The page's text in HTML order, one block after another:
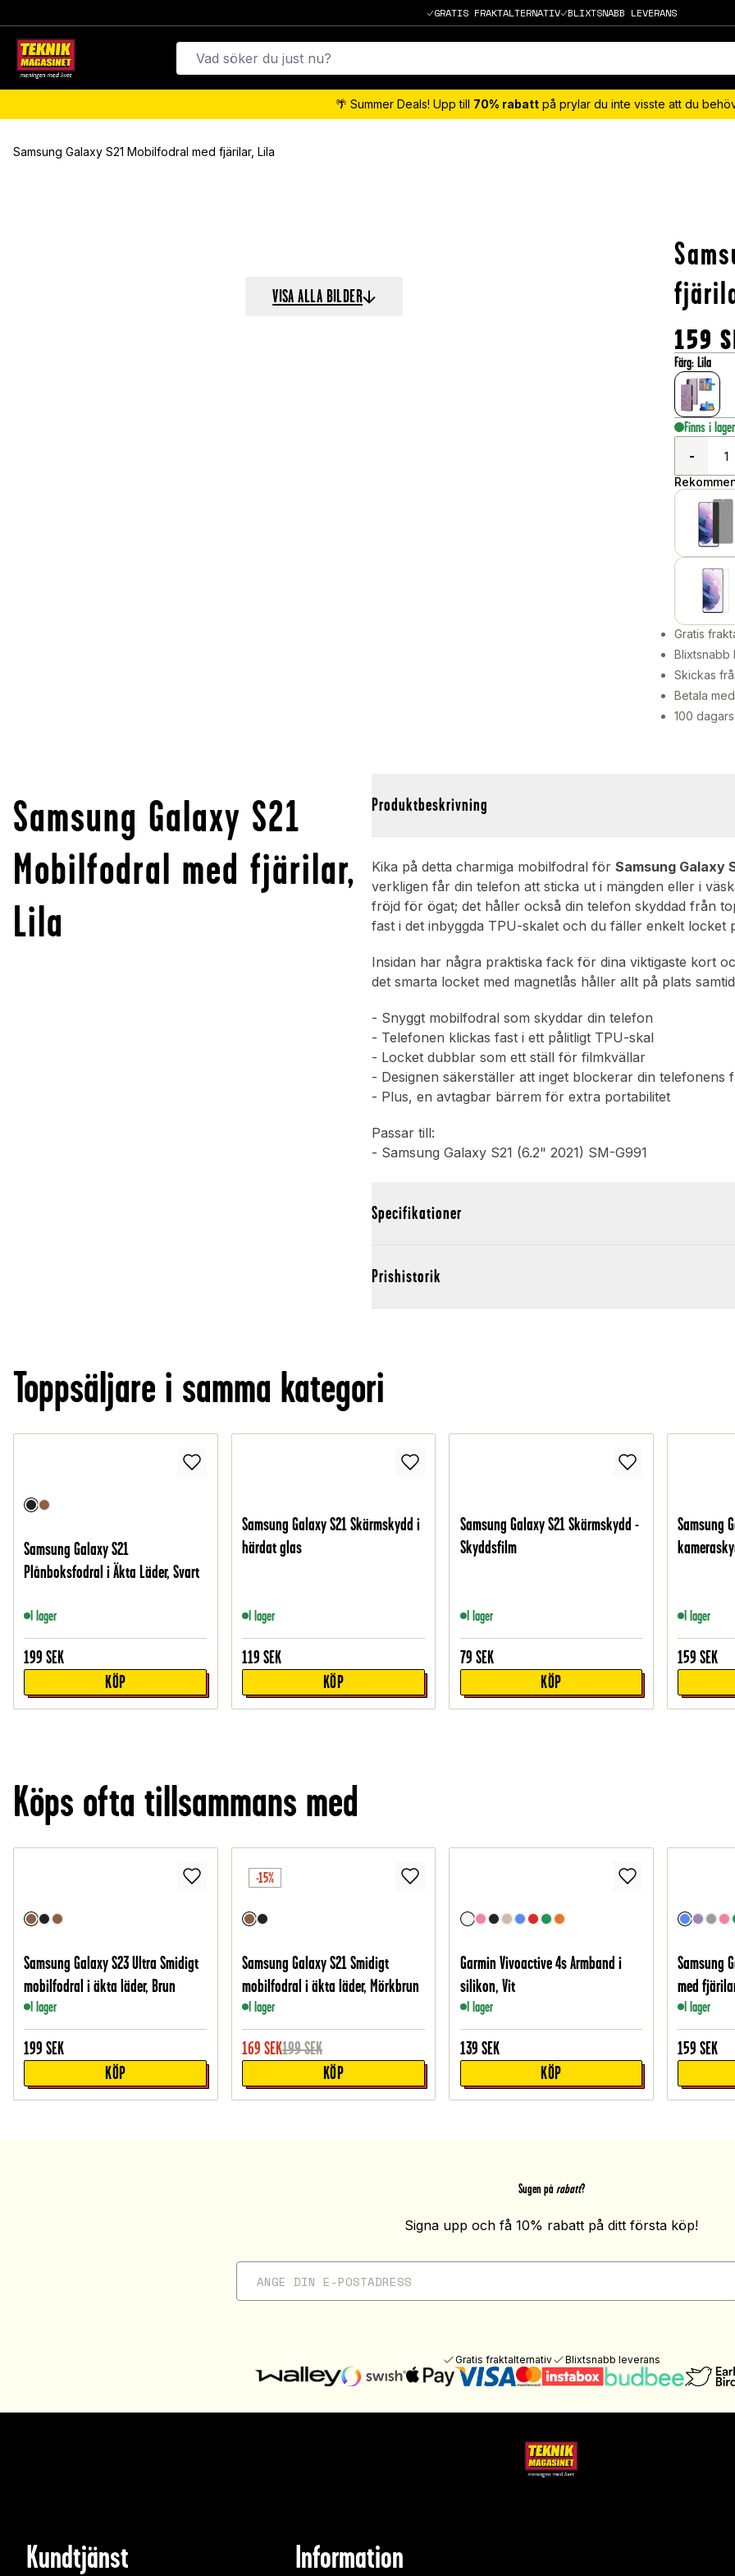
GRATIS FRAKTALTERNATIV BLIXTSNABB LEVERANS
🌴 Summer Deals! Upp till 70% rabatt på prylar du inte visste att du
Samsung Galaxy S21 Mobilfodral med fjärilar, Lila
VISA ALLA BILDER
159
Färg: Lila
Finns i lager
-
Gratis
Blixtsnabb
Skickas
Betala
100
Samsung Galaxy S21
Mobilfodral med fjärilar,
Lila
Produktbeskrivning
Kika på detta charmiga mobilfodral förSamsung Galaxy
verkligen får din telefon att sticka ut i mängden eller i
fröjd för ögat; det håller också din telefon skyddad från
fast i det inbyggda TPU-skalet och du fäller enkelt locket
Insidan har några praktiska fack för dina viktigaste kort
det smarta locket med magnetlås håller allt på plats
- Snyggt mobilfodral som skyddar din telefon
- Telefonen klickas fast i ett pålitligt TPU-skal
- Locket dubblar som ett ställ för filmkvällar
- Designen säkerställer att inget blockerar din telefonens
- Plus, en avtagbar bärrem för extra portabilitet
Passar till:
- Samsung Galaxy S21 (6.2" 2021) SM-G991
Specifikationer
Prishistorik
Toppsäljare i samma kategori
Samsung Galaxy S21
Plånboksfodral i Äkta Läder, Svart
I lager
199 SEK
KÖP
Samsung Galaxy S21 Skärmskydd i
härdat glas
I lager
119 SEK
KÖP
Samsung Galaxy S21 Skärmskydd -
Skyddsfilm
I lager
79 SEK
KÖP
Samsung
I lager
159 SEK
Köps ofta tillsammans med
Samsung Galaxy S23 Ultra Smidigt
mobilfodral i äkta läder, Brun
I lager
199 SEK
KÖP
-15%
Samsung Galaxy S21 Smidigt
mobilfodral i äkta läder, Mörkbrun
I lager
169 SEK199SEK
KÖP
Garmin Vivoactive 4s Armband i
silikon, Vit
I lager
139 SEK
KÖP
Samsung
med
I lager
159 SEK
Sugen på rabatt?
Signa upp och få 10% rabatt på ditt första köp!
Gratis fraktalternativ Blixtsnabb leverans
Kundtjänst Information